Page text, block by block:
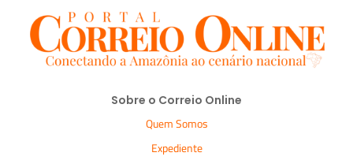
Sobre o Correio Online
Quem Somos
Expediente